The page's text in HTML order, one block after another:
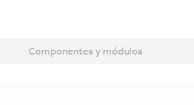
Componentes y módulos